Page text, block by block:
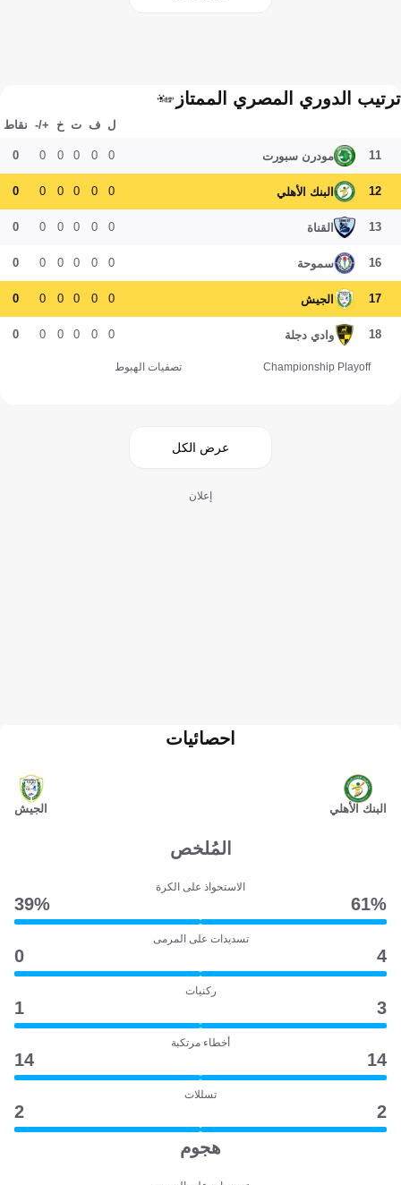
ترتيب الدوري المصري الممتاز
ل ف ت خ +/- نقاط
11 مودرن سبورت 0
0
0
0
0
0
12 البنك الأهلي 0
0
0
0
0
0
13 القناة 0
0
0
0
0
0
16 سموحة 0
0
0
0
0
0
17 الجيش 0
0
0
0
0
0
18 وادي دجلة 0
0
0
0
0
0
Championship Playoff تصفيات الهبوط
عرض الكل
إعلان
البنك الأهلي
احصائيات
الجيش
المُلخص
الاستحواذ على الكرة
61‎%‎
39‎%‎
تسديدات على المرمى
4
0
ركنيات
3
1
أخطاء مرتكبة
14
14
تسللات
2
2
هجوم